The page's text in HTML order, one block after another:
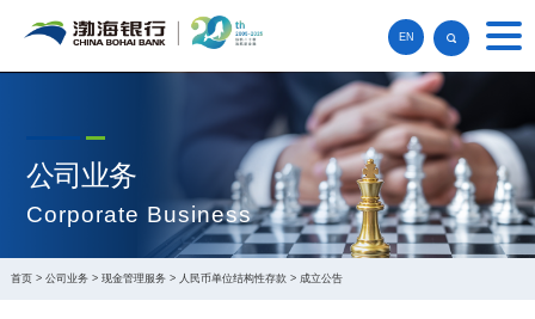
EN
公司业务
Corporate Business
首页> 公司业务> 现金管理服务> 人民币单位结构性存款> 成立公告